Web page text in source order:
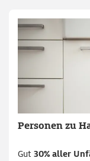
Personen zu
Gut 30% aller